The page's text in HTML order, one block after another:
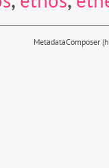
MetadataComposer